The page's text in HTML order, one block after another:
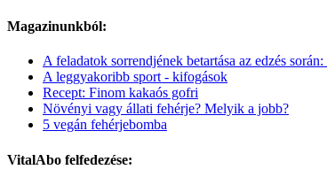
Magazinunkból:
A feladatok sorrendjének betartása az edzés
A leggyakoribb sport - kifogások
Recept: Finom kakaós gofri
Növényi vagy állati fehérje? Melyik a jobb?
5 vegán fehérjebomba
VitalAbo felfedezése: